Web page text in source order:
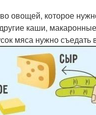
овощей, которое
каши,
мяса нужно съедать